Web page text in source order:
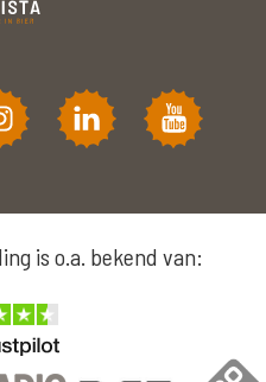
is o.a. bekend van: